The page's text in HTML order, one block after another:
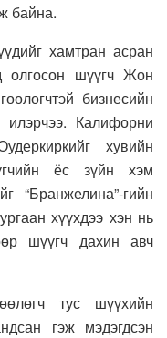
байна.
хамтран асран
олгосон шүүгч Жон
бизнесийн
Калифорни
хувийн
ёс зүйн хэм
“Бранжелина”-гийн
хүүхдээ хэн нь
шүүгч дахин авч
тус шүүхийн
гэж мэдэгдсэн